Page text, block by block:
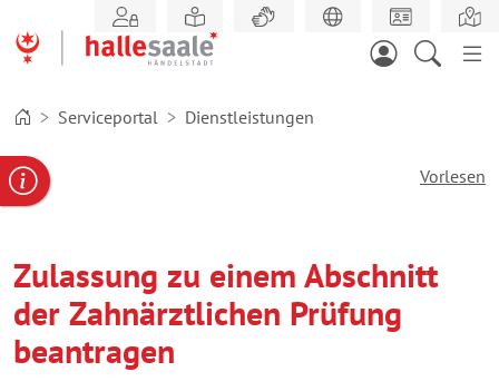
Hauptinhalt
springen
Behördennummer
Serviceportal Dienstleistungen
Vorlesen
Zulassung zu einem Abschnitt
der Zahnärztlichen Prüfung
beantragen